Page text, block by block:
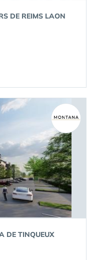
DE REIMS LAON
DE TINQUEUX